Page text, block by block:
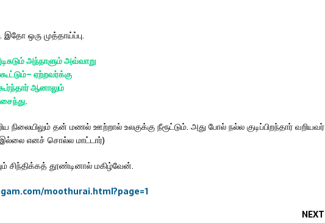
ஒரு முத்தாய்ப்பு.
அந்நாளும்அவ்வாறு
–ஏற்றவர்க்கு
ஆனாலும்
.
நிலையிலும் தன் மணல் ஊற்றால் உலகுக்கு நீரூட்டும். அது போல் நல்ல குடிப்பிறந்தார் வறியவர்
எனச் சொல்ல மாட்டார்)
தூண்டினால் மகிழ்வேன்.
moothurai.html?page=1
NEXT